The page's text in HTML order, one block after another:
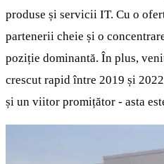
produse și servicii IT. Cu o
partenerii cheie și o
poziție dominantă. În plus,
crescut rapid între 2019 și
și un viitor promițător - asta